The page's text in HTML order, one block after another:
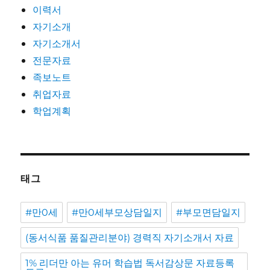
이력서
자기소개
자기소개서
전문자료
족보노트
취업자료
학업계획
태그
#만0세 #만0세부모상담일지 #부모면담일지
(동서식품 품질관리분야) 경력직 자기소개서 자료
1% 리더만 아는 유머 학습법 독서감상문 자료등록